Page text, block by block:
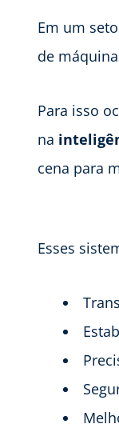
Em um
de
Para isso
na
cena para
Esses